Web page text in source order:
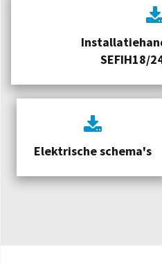
SEFIH18/
Elektrische schema's